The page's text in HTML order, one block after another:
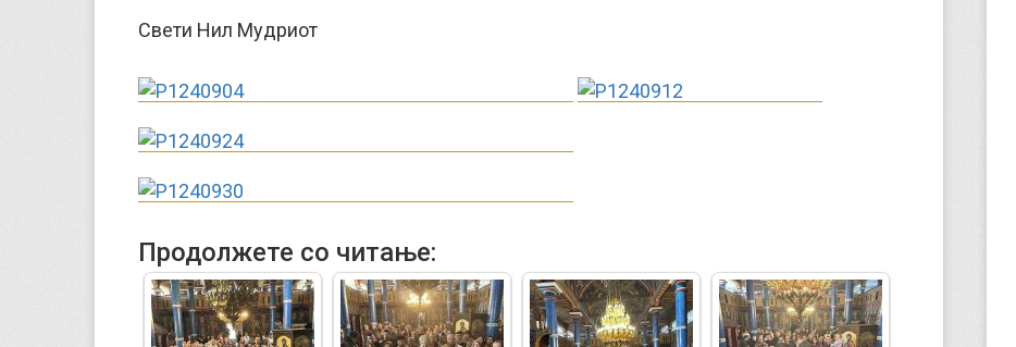
Свети Нил Мудриот
Продолжете со читање: